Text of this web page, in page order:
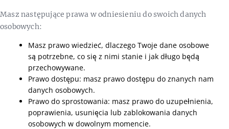
Masz następujące prawa w odniesieniu do swoich danych
osobowych:
Masz prawo wiedzieć, dlaczego Twoje dane osobowe
są potrzebne, co się z nimi stanie i jak długo będą
przechowywane.
Prawo dostępu: masz prawo dostępu do znanych nam
danych osobowych.
Prawo do sprostowania: masz prawo do uzupełnienia,
poprawienia, usunięcia lub zablokowania danych
osobowych w dowolnym momencie.